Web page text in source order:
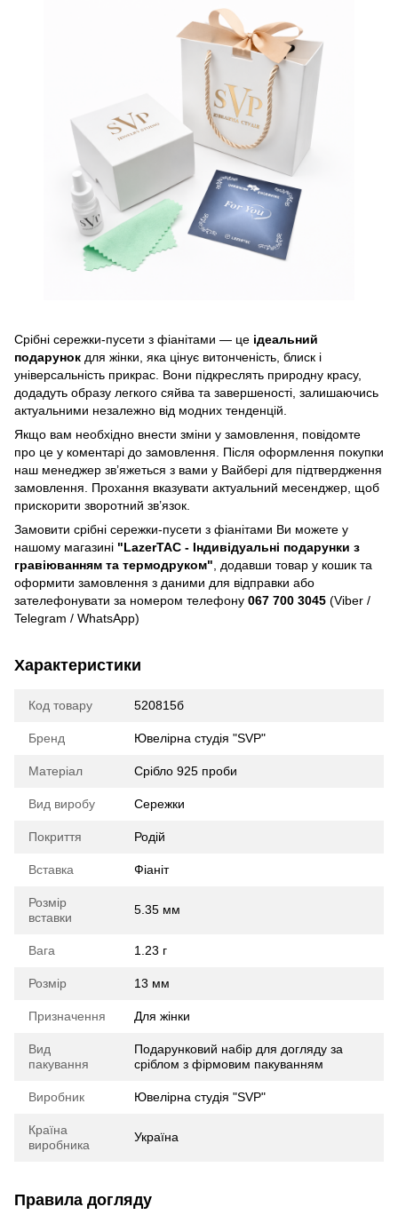
Срібні сережки-пусети з фіанітами — це ідеальний
подарунок для жінки, яка цінує витонченість, блиск і
універсальність прикрас. Вони підкреслять природну красу,
додадуть образу легкого сяйва та завершеності, залишаючись
актуальними незалежно від модних тенденцій.
Якщо вам необхідно внести зміни у замовлення, повідомте
про це у коментарі до замовлення. Після оформлення покупки
наш менеджер зв’яжеться з вами у Вайбері для підтвердження
замовлення. Прохання вказувати актуальний месенджер, щоб
прискорити зворотний зв’язок.
Замовити срібні сережки-пусети з фіанітами Ви можете у
нашому магазині "LazerTAC - Індивідуальні подарунки з
гравіюванням та термодруком" , додавши товар у кошик та
оформити замовлення з даними для відправки або
зателефонувати за номером телефону 067 700 3045 (Viber /
Telegram / WhatsApp)
Характеристики
Код товару 520815б
Бренд Ювелірна студія "SVP"
Матеріал Срібло 925 проби
Вид виробу Сережки
Покриття Родій
Вставка Фіаніт
Розмір
вставки
5.35 мм
Вага 1.23 г
Розмір 13 мм
Призначення Для жінки
Вид
пакування
Подарунковий набір для догляду за
сріблом з фірмовим пакуванням
Виробник Ювелірна студія "SVP"
Країна
виробника
Україна
Правила догляду